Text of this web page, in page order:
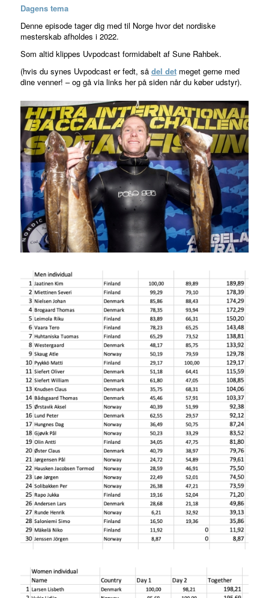
Dagens tema
Denne episode tager dig med til Norge hvor det nordiske
mesterskab afholdes i 2022.
Som altid klippes Uvpodcast formidabelt af Sune Rahbek.
(hvis du synes Uvpodcast er fedt, så del detmeget gerne med
dine venner! – og gå via links her på siden når du køber udstyr).